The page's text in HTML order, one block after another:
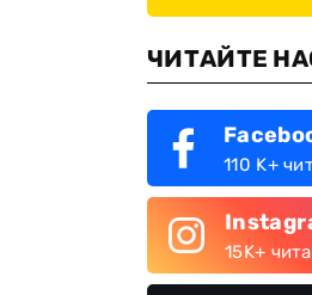
ЧИТАЙТЕ
110 K+
15K+